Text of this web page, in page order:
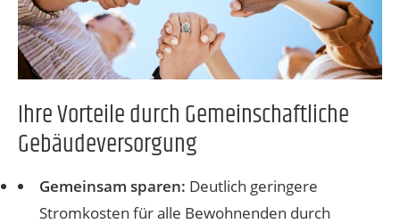
Ihre Vorteile durch Gemeinschaftliche
Gebäudeversorgung
Gemeinsam sparen: Deutlich geringere
Stromkosten für alle Bewohnenden durch